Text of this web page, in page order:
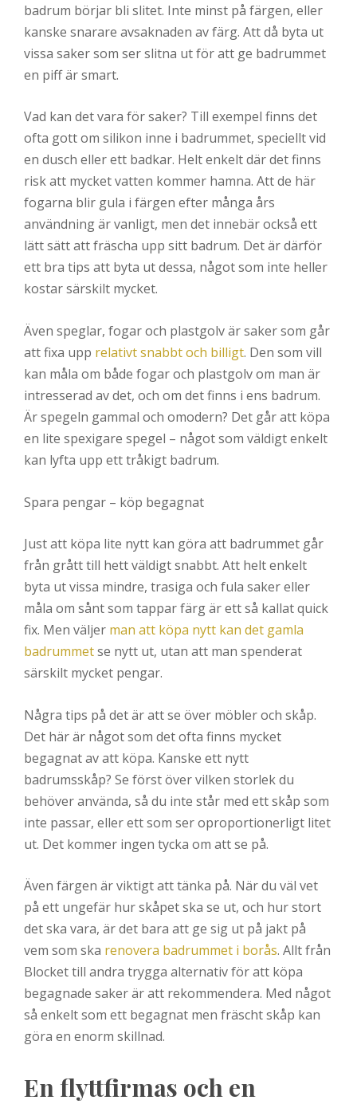
badrum börjar bli slitet. Inte minst på färgen, eller
kanske snarare avsaknaden av färg. Att då byta ut
vissa saker som ser slitna ut för att ge badrummet
en piff är smart.
Vad kan det vara för saker? Till exempel finns det
ofta gott om silikon inne i badrummet, speciellt vid
en dusch eller ett badkar. Helt enkelt där det finns
risk att mycket vatten kommer hamna. Att de här
fogarna blir gula i färgen efter många års
användning är vanligt, men det innebär också ett
lätt sätt att fräscha upp sitt badrum. Det är därför
ett bra tips att byta ut dessa, något som inte heller
kostar särskilt mycket.
Även speglar, fogar och plastgolv är saker som går
att fixa upp relativt snabbt och billigt. Den som vill
kan måla om både fogar och plastgolv om man är
intresserad av det, och om det finns i ens badrum.
Är spegeln gammal och omodern? Det går att köpa
en lite spexigare spegel – något som väldigt enkelt
kan lyfta upp ett tråkigt badrum.
Spara pengar – köp begagnat
Just att köpa lite nytt kan göra att badrummet går
från grått till hett väldigt snabbt. Att helt enkelt
byta ut vissa mindre, trasiga och fula saker eller
måla om sånt som tappar färg är ett så kallat quick
fix. Men väljer man att köpa nytt kan det gamla
badrummetse nytt ut, utan att man spenderat
särskilt mycket pengar.
Några tips på det är att se över möbler och skåp.
Det här är något som det ofta finns mycket
begagnat av att köpa. Kanske ett nytt
badrumsskåp? Se först över vilken storlek du
behöver använda, så du inte står med ett skåp som
inte passar, eller ett som ser oproportionerligt litet
ut. Det kommer ingen tycka om att se på.
Även färgen är viktigt att tänka på. När du väl vet
på ett ungefär hur skåpet ska se ut, och hur stort
det ska vara, är det bara att ge sig ut på jakt på
vem som ska renovera badrummet i borås. Allt från
Blocket till andra trygga alternativ för att köpa
begagnade saker är att rekommendera. Med något
så enkelt som ett begagnat men fräscht skåp kan
göra en enorm skillnad.
En flyttfirmas och en